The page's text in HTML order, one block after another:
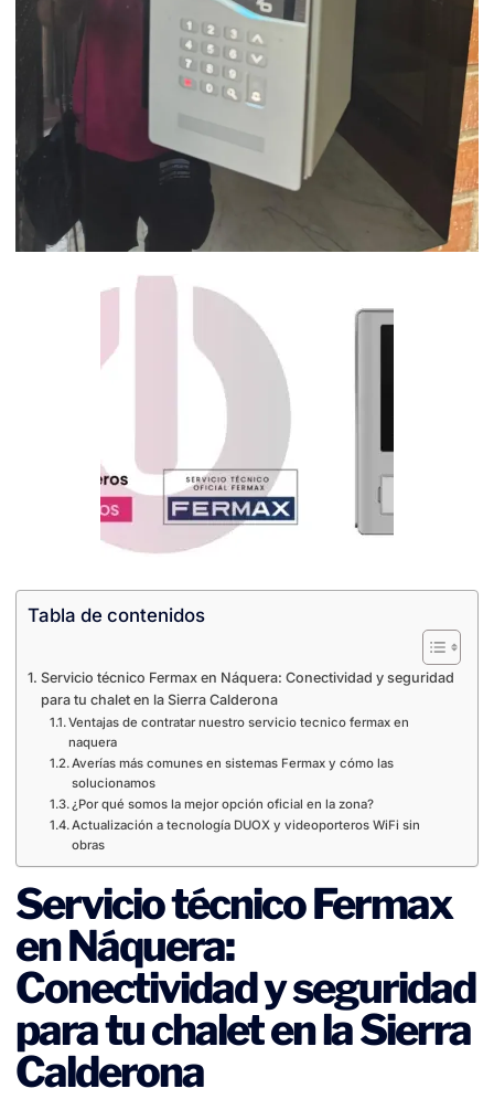
Tabla de contenidos
Servicio técnico Fermax en Náquera: Conectividad y seguridad
para tu chalet en la Sierra Calderona
Ventajas de contratar nuestro servicio tecnico fermax en
naquera
Averías más comunes en sistemas Fermax y cómo las
solucionamos
¿Por qué somos la mejor opción oficial en la zona?
Actualización a tecnología DUOX y videoporteros WiFi sin
obras
Servicio técnico Fermax
en Náquera:
Conectividad y seguridad
para tu chalet en la Sierra
Calderona